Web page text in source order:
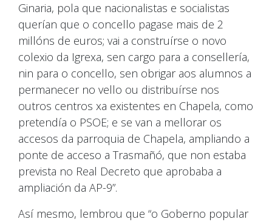
Ginaria, pola que nacionalistas e socialistas
querían que o concello pagase mais de 2
millóns de euros; vai a construírse o novo
colexio da Igrexa, sen cargo para a consellería,
nin para o concello, sen obrigar aos alumnos a
permanecer no vello ou distribuírse nos
outros centros xa existentes en Chapela, como
pretendía o PSOE; e se van a mellorar os
accesos da parroquia de Chapela, ampliando a
ponte de acceso a Trasmañó, que non estaba
prevista no Real Decreto que aprobaba a
ampliación da AP-9”.
Así mesmo, lembrou que “o Goberno popular